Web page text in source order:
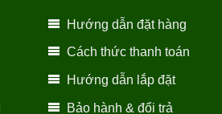
Hướng dẫn đặt hàng
Cách thức thanh toán
Hướng dẫn lắp đặt
Bảo hành & đổi trả